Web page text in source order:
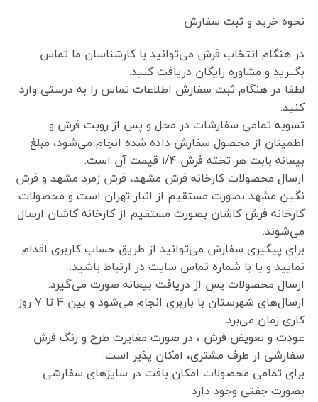
نحوه خرید و ثبت سفارش
در هنگام انتخاب فرش می‌توانید با کارشناسان ما تماس
بگیرید و مشاوره رایگان دریافت کنید.
لطفا در هنگام ثبت سفارش اطلاعات تماس را به درستی وارد
کنید.
تسویه تمامی سفارشات در محل و پس از رویت فرش و
اطمینان از محصول سفارش داده شده انجام می‌شود، مبلغ
بیعانه بابت هر تخته فرش ۱/۴ قیمت آن است.
ارسال محصولات کارخانه فرش مشهد، فرش زمرد مشهد و فرش
نگین مشهد بصورت مستقیم از انبار تهران است و محصولات
کارخانه فرش کاشان بصورت مستقیم از کارخانه کاشان ارسال
می‌شوند.
برای پیگیری سفارش می‌توانید از طریق حساب کاربری اقدام
نمایید و یا با شماره تماس سایت در ارتباط باشید.
ارسال محصولات پس از دریافت بیعانه صورت می‌گیرد.
ارسال‌های شهرستان با باربری انجام می‌شود و بین ۴ تا ۷ روز
کاری زمان می‌برد.
عودت و تعویض فرش ، در صورت مغایرت طرح و رنگ فرش
سفارشی ار طرف مشتری، امکان پذیر است.
برای تمامی محصولات امکان بافت در سایزهای سفارشی
بصورت جفتی وجود دارد